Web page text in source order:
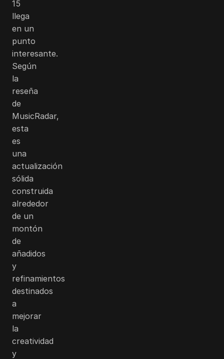
15
llega
en un
punto
interesante.
Según
la
reseña
de
MusicRadar,
esta
es
una
actualización
sólida
construida
alrededor
de un
montón
de
añadidos
y
refinamientos
destinados
a
mejorar
la
creatividad
y